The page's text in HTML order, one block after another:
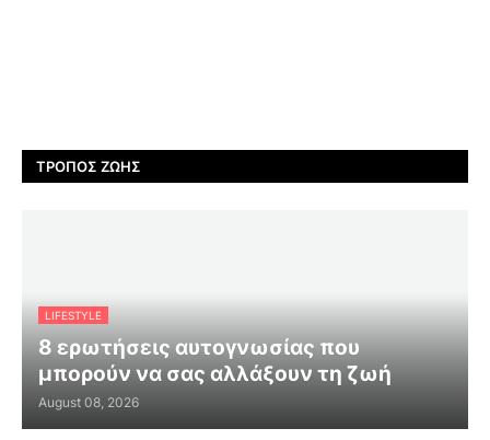
ΤΡΌΠΟΣ ΖΩΉΣ
LIFESTYLE
8 ερωτήσεις αυτογνωσίας που
μπορούν να σας αλλάξουν τη ζωή
August 08, 2026